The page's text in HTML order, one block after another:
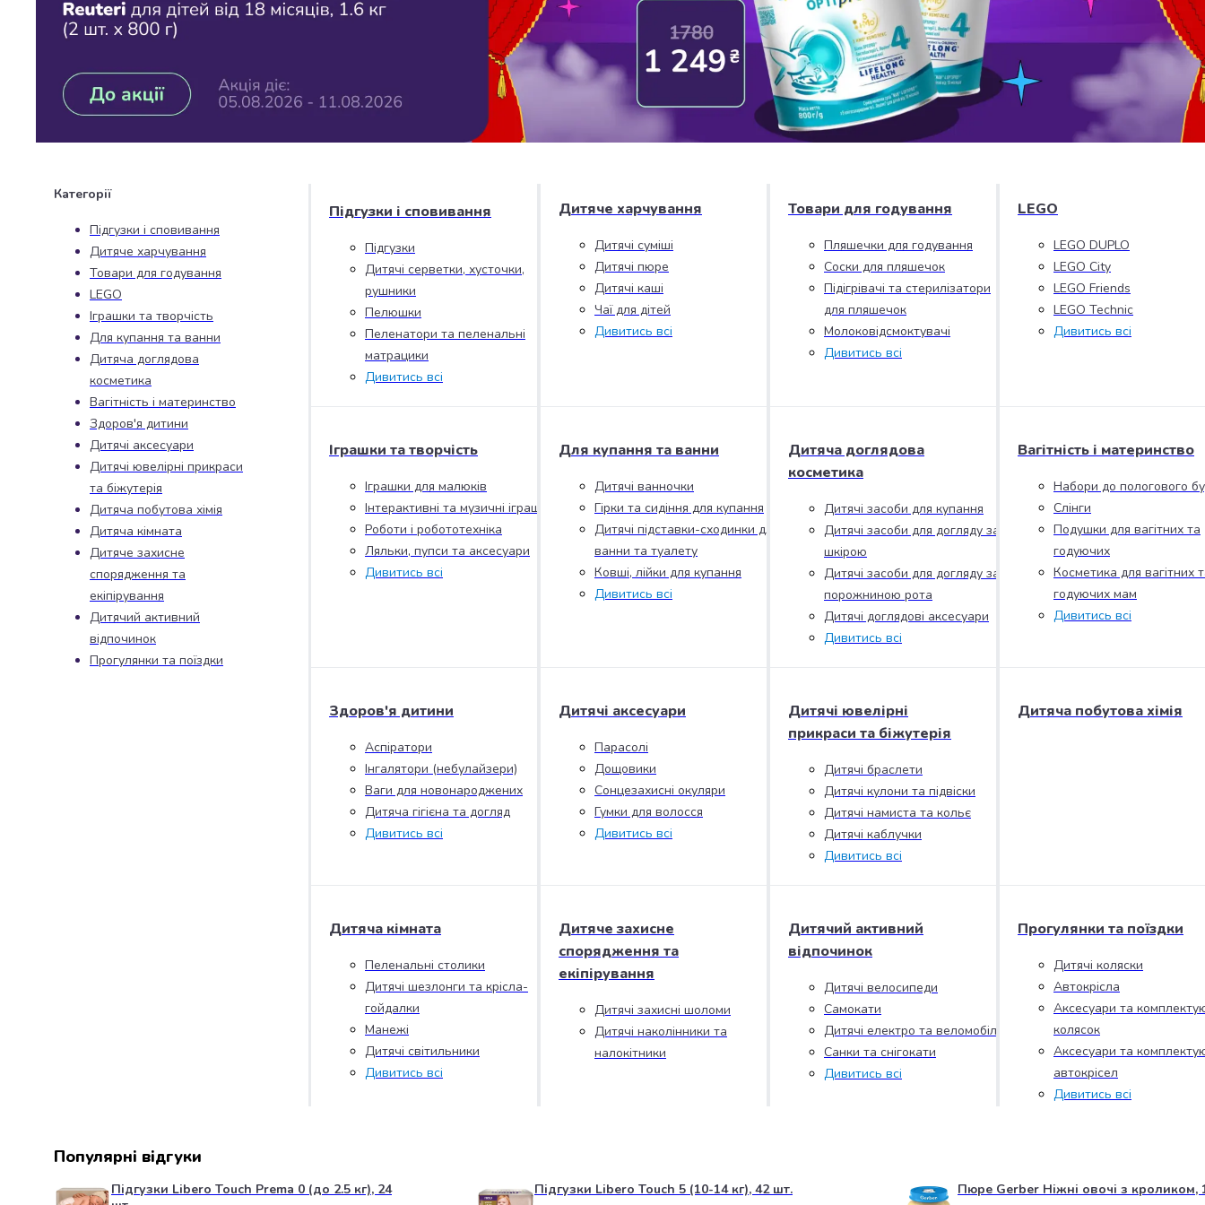
Джин
Ром
мескаль
Лікери
і
наливки
Саке
і
азійський
алкоголь
Слабоалкогольні
напої
Сидри
та
меди
Подарункові
набори
алкоголю
Продукти
Бакалія
Олія
Макаронні
вироби
Сухі
сніданки
Їжа
швидкого
Рис
Гречана
Категорії
Підгузки і сповивання
Дитяче харчування
Товари для годування
LEGO
Іграшки та творчість
Для купання та ванни
Дитяча доглядова
косметика
Вагітність і материнство
Здоров'я дитини
Дитячі аксесуари
Дитячі ювелірні прикраси
та біжутерія
Дитяча побутова хімія
Дитяча кімната
Дитяче захисне
спорядження та
екіпірування
Дитячий активний
відпочинок
Прогулянки та поїздки
Підгузки і сповивання
Підгузки
Дитячі серветки, хусточки,
рушники
Пелюшки
Пеленатори та пеленальні
матрацики
Дивитись всі
Дитяче харчування
Дитячі суміші
Дитячі пюре
Дитячі каші
Чаї для дітей
Дивитись всі
Товари для годування
Пляшечки для годування
Соски для пляшечок
Підігрівачі та стерилізатори
для пляшечок
Молоковідсмоктувачі
Дивитись всі
LEGO
LEGO DUPLO
LEGO City
LEGO Friends
LEGO Technic
Дивитись всі
Іграшки та творчість
Іграшки для малюків
Інтерактивні та музичні іграшки
Роботи і робототехніка
Ляльки, пупси та аксесуари
Дивитись всі
Для купання та ванни
Дитячі ванночки
Гірки та сидіння для купання
Дитячі підставки-сходинки для
ванни та туалету
Ковші, лійки для купання
Дивитись всі
Дитяча доглядова
косметика
Дитячі засоби для купання
Дитячі засоби для догляду за
шкірою
Дитячі засоби для догляду за
порожниною рота
Дитячі доглядові аксесуари
Дивитись всі
Вагітність і материнство
Набори до пологового
Слінги
Подушки для вагітних та
годуючих
Косметика для вагітних
годуючих мам
Дивитись всі
Здоров'я дитини
Аспіратори
Інгалятори (небулайзери)
Ваги для новонароджених
Дитяча гігієна та догляд
Дивитись всі
Дитячі аксесуари
Парасолі
Дощовики
Сонцезахисні окуляри
Гумки для волосся
Дивитись всі
Дитячі ювелірні
прикраси та біжутерія
Дитячі браслети
Дитячі кулони та підвіски
Дитячі намиста та кольє
Дитячі каблучки
Дивитись всі
Дитяча побутова хімія
Дитяча кімната
Пеленальні столики
Дитячі шезлонги та крісла-
гойдалки
Манежі
Дитячі світильники
Дивитись всі
Дитяче захисне
спорядження та
екіпірування
Дитячі захисні шоломи
Дитячі наколінники та
налокітники
Дитячий активний
відпочинок
Дитячі велосипеди
Самокати
Дитячі електро та веломобілі
Санки та снігокати
Дивитись всі
Прогулянки та поїздки
Дитячі коляски
Автокрісла
Аксесуари та
колясок
Аксесуари та
автокрісел
Дивитись всі
Популярні відгуки
Підгузки Libero Touch Prema 0 (до 2.5 кг), 24
Підгузки Libero Touch 5 (10-14 кг), 42 шт. Пюре Gerber Ніжні овочі з кроликом,